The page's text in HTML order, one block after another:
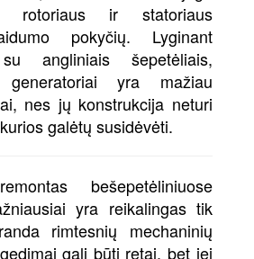
rotoriaus ir statoriaus
pokyčių. Lyginant
angliniais šepetėliais,
generatoriai yra mažiau
nes jų konstrukcija neturi
galėtų susidėvėti.
bešepetėliniuose
yra reikalingas tik
rimtesnių mechaninių
gali būti retai, bet jei